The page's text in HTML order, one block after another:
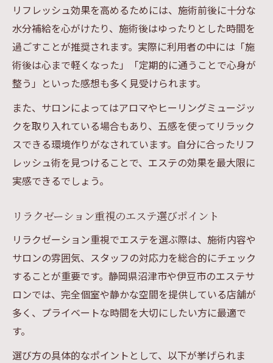
リフレッシュ効果を高めるためには、施術前後に十分な
水分補給を心がけたり、施術後はゆったりとした時間を
過ごすことが推奨されます。実際に利用者の中には「施
術後は心まで軽くなった」「定期的に通うことで心身が
整う」といった感想も多く見受けられます。
また、サロンによってはアロマやヒーリングミュージッ
クを取り入れている場合もあり、五感を使ってリラック
スできる環境作りがなされています。自分に合ったリフ
レッシュ術を見つけることで、エステの効果を最大限に
実感できるでしょう。
リラクゼーション重視のエステ選びポイント
リラクゼーション重視でエステを選ぶ際は、施術内容や
サロンの雰囲気、スタッフの対応力を総合的にチェック
することが重要です。静岡県沼津市や伊豆市のエステサ
ロンでは、完全個室や静かな空間を提供している店舗が
多く、プライベートな時間を大切にしたい方に最適で
す。
選び方の具体的なポイントとして、以下が挙げられま